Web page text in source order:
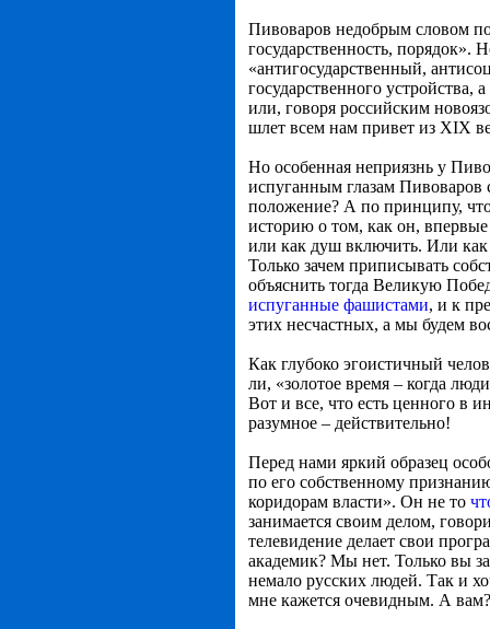
Пивоваров недобрым словом
государственность, порядок».
«антигосударственный,
государственного устройства,
или, говоря российским
шлет всем нам привет из XIX
Но особенная неприязнь у
испуганным глазам Пивоваров
положение? А по принципу,
историю о том, как он, впервые
или как душ включить. Или
Только зачем приписывать
объяснить тогда Великую
испуганные фашистами, и к
этих несчастных, а мы будем
Как глубоко эгоистичный
ли, «золотое время – когда
Вот и все, что есть ценного в
разумное – действительно!
Перед нами яркий образец
по его собственному
коридорам власти». Он не то
занимается своим делом,
телевидение делает свои
академик? Мы нет. Только вы
немало русских людей. Так и
мне кажется очевидным. А вам?